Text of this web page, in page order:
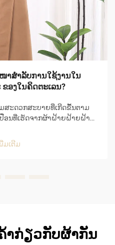
າສຳລັບການໃຊ້ງານໃນ
ອງໃນຄິດຕະເລນ?
ະດວກສະບາຍທີ່ເກີດຂື້ນຕາມ
ອນທີ່ເຮັດຈາກຜ້າຝ້າຍຝ້າຍຝ້າຍ
ຍຝ້າຍຝ້າຍຝ້າຍຝ້າຍຝ້າຍຝ້າຍ
ຍຝ້າຍຝ້າຍຝ້າຍຝ້າຍຝ້າຍຝ້າຍ
ຍຝ້າຍຝ້າຍຝ້າຍຝ້າຍຝ້າຍຝ້າຍ
ມເຕີມ
າກ່ຽວກັບຜ້າກັນ